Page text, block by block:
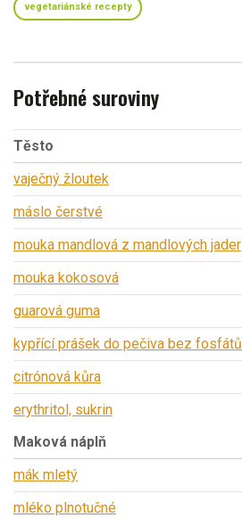
vegetariánské recepty
Potřebné suroviny
Těsto
vaječný žloutek
máslo čerstvé
mouka mandlová z mandlových jader
mouka kokosová
guarová guma
kypřící prášek do pečiva bez fosfátů
citrónová kůra
erythritol, sukrin
Maková náplň
mák mletý
mléko plnotučné